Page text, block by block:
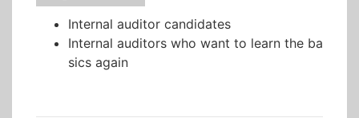
Internal auditor candidates
Internal auditors who want to learn the ba
sics again